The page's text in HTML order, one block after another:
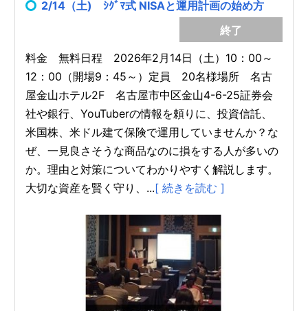
2/14（土) ｼｸﾞﾏ式 NISAと運用計画の始め方
終了
料金 無料日程 2026年2月14日（土）10：00～
12：00（開場9：45～）定員 20名様場所 名古
屋金山ホテル2F 名古屋市中区金山4-6-25証券会
社や銀行、YouTuberの情報を頼りに、投資信託、
米国株、米ドル建て保険で運用していませんか？な
ぜ、一見良さそうな商品なのに損をする人が多いの
か。理由と対策についてわかりやすく解説します。
大切な資産を賢く守り、...[ 続きを読む ]